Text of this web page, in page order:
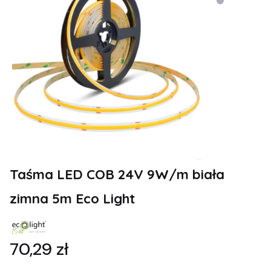
Taśma LED COB 24V 9W/m biała
zimna 5m Eco Light
Cena
70,29 zł